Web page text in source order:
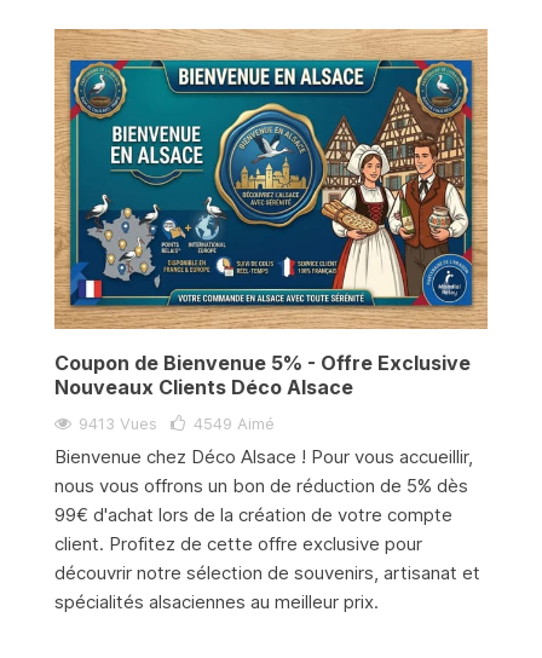
Coupon de Bienvenue 5% - Offre Exclusive
Nouveaux Clients Déco Alsace
9413 Vues 4549 Aimé
Bienvenue chez Déco Alsace ! Pour vous accueillir,
nous vous offrons un bon de réduction de 5% dès
99€ d'achat lors de la création de votre compte
client. Profitez de cette offre exclusive pour
découvrir notre sélection de souvenirs, artisanat et
spécialités alsaciennes au meilleur prix.